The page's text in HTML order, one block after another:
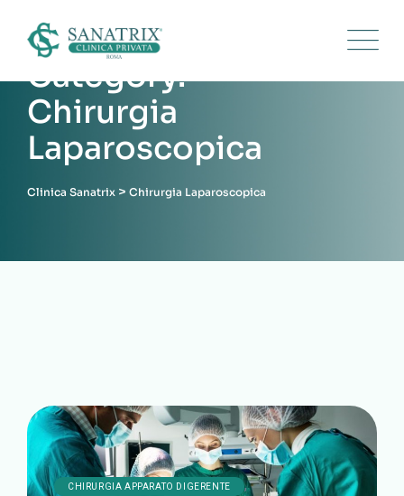
Category:
Chirurgia
Laparoscopica
Clinica Sanatrix > Chirurgia Laparoscopica
CHIRURGIA APPARATO DIGERENTE ,